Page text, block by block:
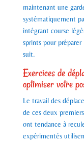
maintenant une
systématiquement
intégrant course
sprints pour
suit.
Exercices de
optimiser votre
Le travail des
de ces deux
ont tendance à
expérimentés